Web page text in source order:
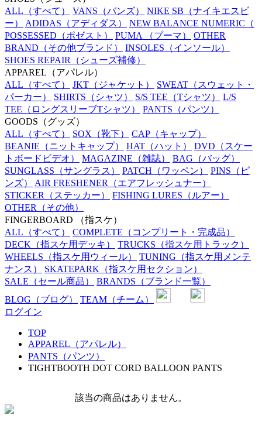
ALL （すべて） VANS （バンズ） NIKE SB （ナイキエスビ
ー）
ADIDAS （アディダス） NEW BALANCE NUMERIC （
POSSESSED （ポゼスト） PUMA （プーマ）
OTHER
BRAND （その他ブランド） INSOLES （インソール）
SHOES REPAIR （シューズ補修）
APPAREL （アパレル）
ALL （すべて） JKT （ジャケット） SWEAT （スウェット・
パーカー）
SHIRTS （シャツ） S/S TEE （Tシャツ）
L/S
TEE （ロングスリーブTシャツ） PANTS （パンツ）
GOODS （グッズ）
ALL （すべて） SOX （靴下） CAP （キャップ）
BEANIE （ニットキャップ） HAT （ハット） DVD （スケー
トボードビデオ）
MAGAZINE （雑誌） BAG （バッグ）
SUNGLASS （サングラス） PATCH （ワッペン） PINS （ピ
ンズ）
AIR FRESHENER （エアフレッシュナー）
STICKER （ステッカー） FISHING LURES （ルアー）
OTHER （その他）
FINGERBOARD
（指スケ）
ALL （すべて） COMPLETE （コンプリート・完成品）
DECK （指スケ用デッキ） TRUCKS （指スケ用トラック）
WHEELS （指スケ用ウィール） TUNING （指スケ用メンテ
ナンス）
SKATEPARK （指スケ用セクション）
SALE （セール商品） BRANDS （ブランド一覧）
BLOG （ブログ） TEAM （チーム）
ログイン
TOP
APPAREL（アパレル）
PANTS（パンツ）
TIGHTBOOTH DOT CORD BALLOON PANTS
該当の商品はありません。